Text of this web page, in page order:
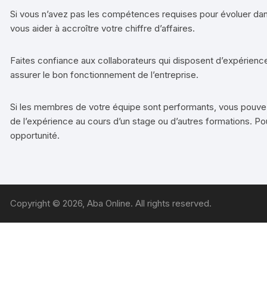
Si vous n’avez pas les compétences requises pour évoluer
vous aider à accroître votre chiffre d’affaires.
Faites confiance aux collaborateurs qui disposent
assurer le bon fonctionnement de l’entreprise.
Si les membres de votre équipe sont performants, vous
de l’expérience au cours d’un stage ou d’autres formations.
opportunité.
Copyright © 2026, Aba Online. All rights reserved.